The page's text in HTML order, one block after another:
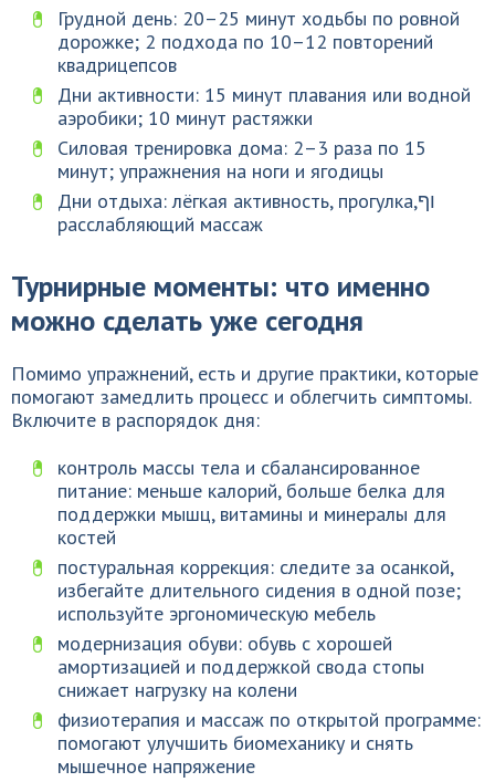
Грудной день: 20–25 минут ходьбы по ровной
дорожке; 2 подхода по 10–12 повторений
квадрицепсов
Дни активности: 15 минут плавания или водной
аэробики; 10 минут растяжки
Силовая тренировка дома: 2–3 раза по 15
минут; упражнения на ноги и ягодицы
Дни отдыха: лёгкая активность, прогулка,וף
расслабляющий массаж
Турнирные моменты: что именно
можно сделать уже сегодня
Помимо упражнений, есть и другие практики, которые
помогают замедлить процесс и облегчить симптомы.
Включите в распорядок дня:
контроль массы тела и сбалансированное
питание: меньше калорий, больше белка для
поддержки мышц, витамины и минералы для
костей
постуральная коррекция: следите за осанкой,
избегайте длительного сидения в одной позе;
используйте эргономическую мебель
модернизация обуви: обувь с хорошей
амортизацией и поддержкой свода стопы
снижает нагрузку на колени
физиотерапия и массаж по открытой программе:
помогают улучшить биомеханику и снять
мышечное напряжение